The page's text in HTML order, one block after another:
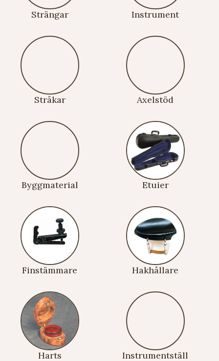
Strängar Instrument
Stråkar Axelstöd
Byggmaterial Etuier
Finstämmare Hakhållare
Harts Instrumentställ